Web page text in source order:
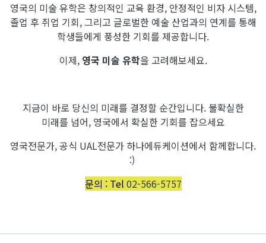
영국의 미술 유학은 창의적인 교육 환경, 안정적인 비자 시스템,
졸업 후 취업 기회, 그리고 글로벌한 예술 산업과의 연계를 통해
학생들에게 풍성한 기회를 제공합니다.
이제, 영국 미술 유학을 고려해보세요.
지금이 바로 당신의 미래를 결정할 순간입니다. 불확실한
미래를 넘어, 영국에서 확실한 기회를 잡으세요
영국전문가, 공식 UAL전문가 하나에듀케이션에서 함께합니다.
:)
문의 : Tel 02-566-5757